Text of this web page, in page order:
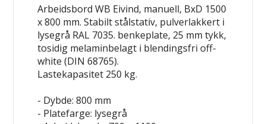
Arbeidsbord WB Eivind, manuell, BxD 1500
x 800 mm. Stabilt stålstativ, pulverlakkert i
lysegrå RAL 7035. benkeplate, 25 mm tykk,
tosidig melaminbelagt i blendingsfri off-
white (DIN 68765).
Lastekapasitet 250 kg.
- Dybde: 800 mm
- Platefarge: lysegrå